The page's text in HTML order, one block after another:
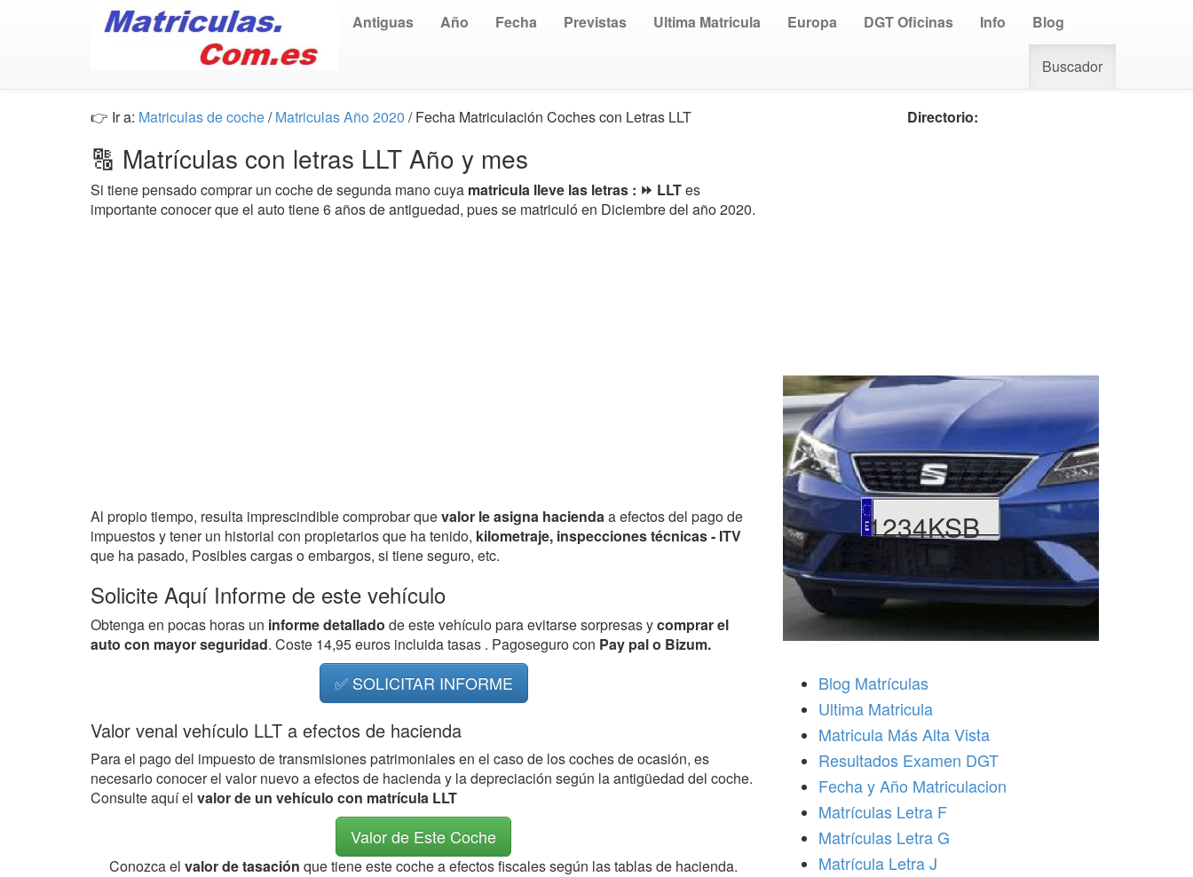
Antiguas Año Fecha Previstas Ultima Matricula Europa DGT Oficinas Info Blog
Buscador
👉 Ir a: Matriculas de coche/Matriculas Año 2020 / Fecha Matriculación Coches con Letras LLT
🔠 Matrículas con letras LLT Año y mes
Si tiene pensado comprar un coche de segunda mano cuya matricula lleve las letras : ⏩ LLTes
importante conocer que el auto tiene 6 años de antiguedad, pues se matriculó en Diciembre del año 2020.
Al propio tiempo, resulta imprescindible comprobar quevalor le asigna haciendaa efectos del pago de
impuestos y tener un historial con propietarios que ha tenido, kilometraje, inspecciones técnicas - ITV
que ha pasado, Posibles cargas o embargos, si tiene seguro, etc.
Solicite Aquí Informe de este vehículo
Obtenga en pocas horas un informe detallado de este vehículo para evitarse sorpresas ycomprar el
auto con mayor seguridad. Coste 14,95 euros incluida tasas . Pagoseguro con Pay pal o Bizum.
✅ SOLICITAR INFORME
Valor venal vehículo LLT a efectos de hacienda
Para el pago del impuesto de transmisiones patrimoniales en el caso de los coches de ocasión, es
necesario conocer el valor nuevo a efectos de hacienda y la depreciación según la antigüedad del coche.
Consulte aquí el valor de un vehículo con matrícula LLT
Valor de Este Coche
Conozca el valor de tasación que tiene este coche a efectos fiscales según las tablas de hacienda.
Directorio:
1234KSB
Blog Matrículas
Ultima Matricula
Matricula Más Alta Vista
Resultados Examen DGT
Fecha y Año Matriculacion
Matrículas Letra F
Matrículas Letra G
Matrícula Letra J